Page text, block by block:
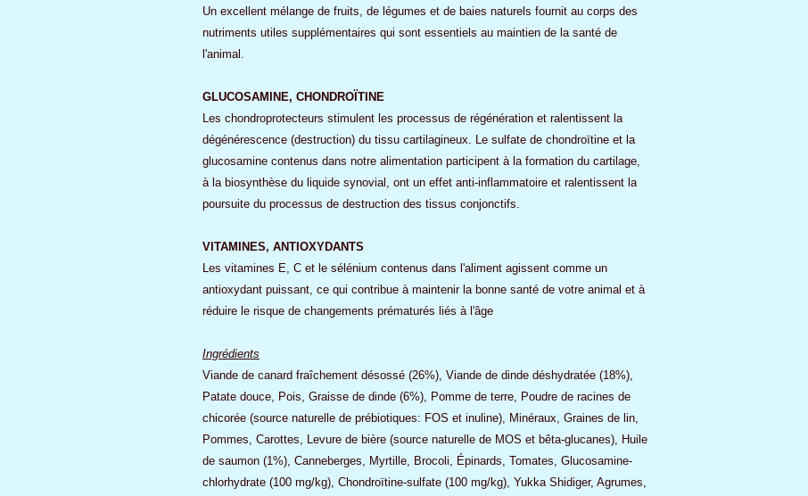
Un excellent mélange de fruits, de légumes et de baies naturels fournit au corps des
nutriments utiles supplémentaires qui sont essentiels au maintien de la santé de
l'animal.
GLUCOSAMINE, CHONDROÏTINE
Les chondroprotecteurs stimulent les processus de régénération et ralentissent la
dégénérescence (destruction) du tissu cartilagineux. Le sulfate de chondroïtine et la
glucosamine contenus dans notre alimentation participent à la formation du cartilage,
à la biosynthèse du liquide synovial, ont un effet anti-inflammatoire et ralentissent la
poursuite du processus de destruction des tissus conjonctifs.
VITAMINES, ANTIOXYDANTS
Les vitamines E, C et le sélénium contenus dans l'aliment agissent comme un
antioxydant puissant, ce qui contribue à maintenir la bonne santé de votre animal et à
réduire le risque de changements prématurés liés à l'âge
Ingrédients
Viande de canard fraîchement désossé (26%), Viande de dinde déshydratée (18%),
Patate douce, Pois, Graisse de dinde (6%), Pomme de terre, Poudre de racines de
chicorée (source naturelle de prébiotiques: FOS et inuline), Minéraux, Graines de lin,
Pommes, Carottes, Levure de bière (source naturelle de MOS et bêta-glucanes), Huile
de saumon (1%), Canneberges, Myrtille, Brocoli, Épinards, Tomates, Glucosamine-
chlorhydrate (100 mg/kg), Chondroïtine-sulfate (100 mg/kg), Yukka Shidiger, Agrumes,